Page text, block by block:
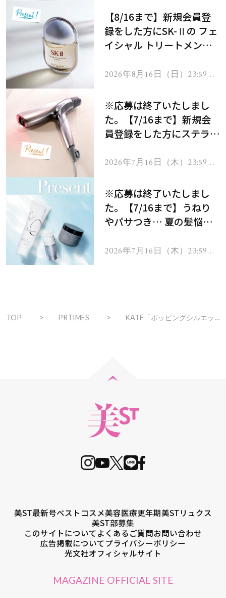
【8/16まで】新規会員登
録をした方にSK-Ⅱの フェ
イシャル トリートメント
2026年8月16日（日）23:59ま
※応募は終了いたしまし
た。【7/16まで】新規会
員登録をした方にステラボ
ヘアドライヤー ジュエル
2026年7月16日（木）23:59ま
※応募は終了いたしまし
た。【7/16まで】うねり
やパサつき… 夏の髪悩み
ムを13名様にプレゼン
2026年7月16日（木）23:59ま
TOP PRTIMES KATE「ポッピングシルエットシャドウ」から‟グレイッシュロゼ“の新色登場！ 質感トリックでクリっと丸い目もと印象に。―2025年4月19日発売―
美ST最新号ベストコスメ美容医療更年期美STリュクス
美ST部募集
このサイトについてよくあるご質問お問い合わせ
広告掲載についてプライバシーポリシー
光文社オフィシャルサイト
MAGAZINE OFFICIAL SITE